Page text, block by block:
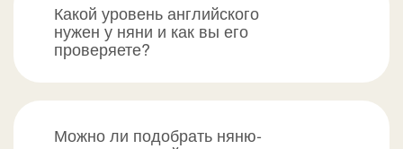
Какой уровень английского
нужен у няни и как вы его
проверяете?
Можно ли подобрать няню-